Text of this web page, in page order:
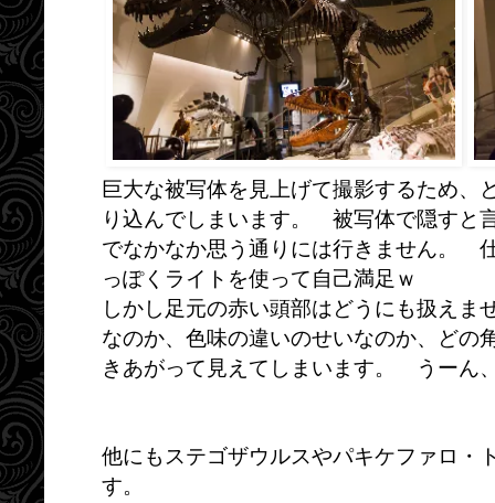
巨大な被写体を見上げて撮影するため、
り込んでしまいます。 被写体で隠すと
でなかなか思う通りには行きません。
っぽくライトを使って自己満足ｗ
しかし足元の赤い頭部はどうにも扱え
なのか、色味の違いのせいなのか、どの
きあがって見えてしまいます。 うーん
他にもステゴザウルスやパキケファロ・
す。